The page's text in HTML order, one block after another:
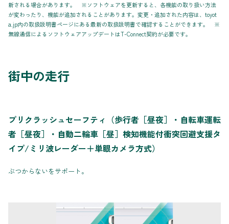
新される場合があります。 ※ソフトウェアを更新すると、各機能の取り扱い方法
が変わったり、機能が追加されることがあります。変更・追加された内容は、toyot
a.jp内の取扱説明書ページにある最新の取扱説明書で確認することができます。 ※
無線通信によるソフトウェアアップデートはT-Connect契約が必要です。
街中の走行
プリクラッシュセーフティ（歩行者［昼夜］・自転車運転
者［昼夜］・自動二輪車［昼］検知機能付衝突回避支援タ
イプ/ミリ波レーダー＋単眼カメラ方式）
ぶつからないをサポート。